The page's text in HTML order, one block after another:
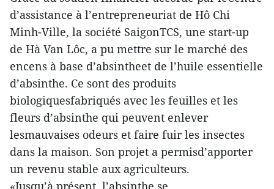
d’assistance à l’entrepreneuriat de Hô Chi
Minh-Ville, la société SaigonTCS, une start-up
de Hà Van Lôc, a pu mettre sur le marché des
encens à base d’absintheet de l’huile essentielle
d’absinthe. Ce sont des produits
biologiquesfabriqués avec les feuilles et les
fleurs d’absinthe qui peuvent enlever
lesmauvaises odeurs et faire fuir les insectes
dans la maison. Son projet a permisd’apporter
un revenu stable aux agriculteurs.
«Jusqu’à présent, l’absinthe se